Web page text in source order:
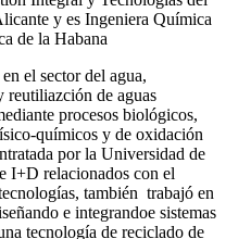
y es Ingeniera Química
de la Habana
el sector del agua,
reutiliazción de aguas
procesos biológicos,
químicos y de oxidación
por la Universidad de
I+D relacionados con el
también trabajó en
e integrandoe sistemas
tecnología de reciclado de